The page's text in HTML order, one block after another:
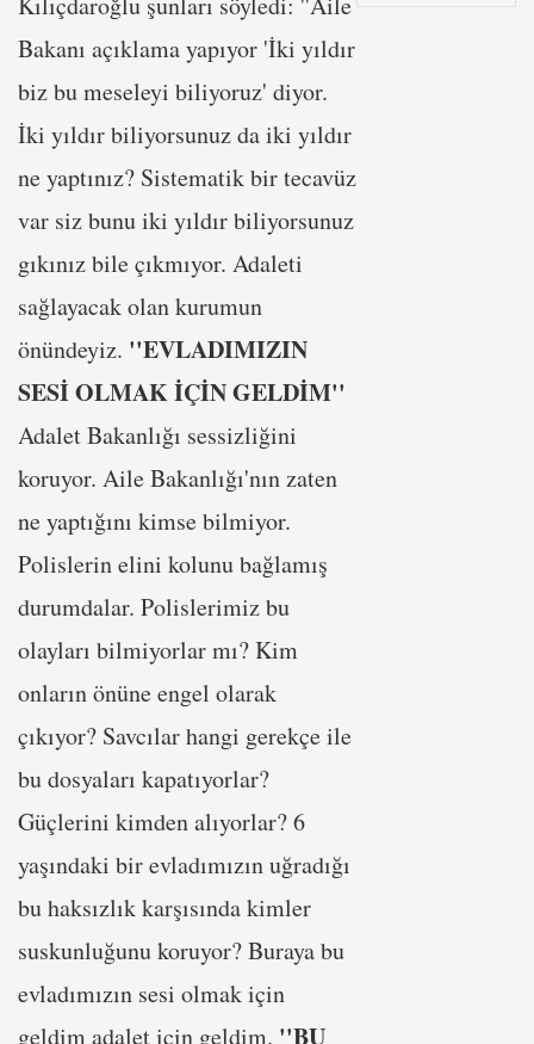
Bakanı açıklama yapıyor 'İki yıldır
biz bu meseleyi biliyoruz' diyor.
İki yıldır biliyorsunuz da iki yıldır
ne yaptınız? Sistematik bir tecavüz
var siz bunu iki yıldır biliyorsunuz
gıkınız bile çıkmıyor. Adaleti
sağlayacak olan kurumun
önündeyiz. ''EVLADIMIZIN
SESİ OLMAK İÇİN GELDİM''
Adalet Bakanlığı sessizliğini
koruyor. Aile Bakanlığı'nın zaten
ne yaptığını kimse bilmiyor.
Polislerin elini kolunu bağlamış
durumdalar. Polislerimiz bu
olayları bilmiyorlar mı? Kim
onların önüne engel olarak
çıkıyor? Savcılar hangi gerekçe ile
bu dosyaları kapatıyorlar?
Güçlerini kimden alıyorlar? 6
yaşındaki bir evladımızın uğradığı
bu haksızlık karşısında kimler
suskunluğunu koruyor? Buraya bu
evladımızın sesi olmak için
geldim adalet için geldim. ''BU